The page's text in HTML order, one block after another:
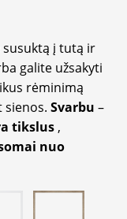
į tutą ir
galite užsakyti
rėminimą
sienos. Svarbu –
tikslus ,
nuo